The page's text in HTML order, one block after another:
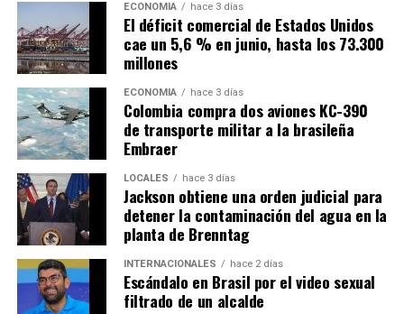
ECONOMÍA hace 3 días
El déficit comercial de Estados Unidos
cae un 5,6 % en junio, hasta los 73.300
millones
ECONOMÍA hace 3 días
Colombia compra dos aviones KC-390
de transporte militar a la brasileña
Embraer
LOCALES hace 3 días
Jackson obtiene una orden judicial para
detener la contaminación del agua en la
planta de Brenntag
INTERNACIONALES hace 2 días
Escándalo en Brasil por el video sexual
filtrado de un alcalde